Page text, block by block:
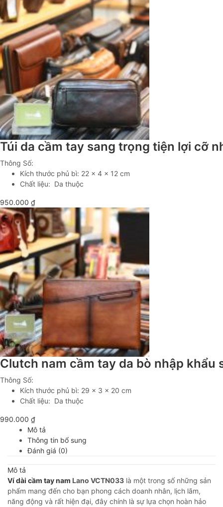
Túi da cầm tay sang trọng tiện lợi cỡ
Thông Số:
Kích thước phủ bì: 22 x 4 x 12 cm
Chất liệu: Da thuộc
950.000 ₫
Clutch nam cầm tay da bò nhập khẩu
Thông Số:
Kích thước phủ bì: 29 x 3 x 20 cm
Chất liệu: Da thuộc
990.000 ₫
Mô tả
Thông tin bổ sung
Đánh giá (0)
Mô tả
Ví dài cầm tay nam Lano VCTN033 là một trong số những sản
phẩm mang đến cho bạn phong cách doanh nhân, lịch lãm,
năng động và rất hiện đại, đây chính là sự lựa chọn hoàn hảo